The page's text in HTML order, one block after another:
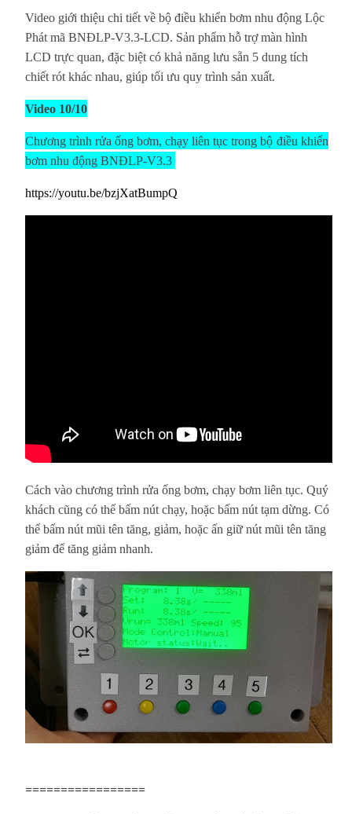
Video giới thiệu chi tiết về bộ điều khiển bơm nhu động Lộc
Phát mã BNĐLP-V3.3-LCD. Sản phẩm hỗ trợ màn hình
LCD trực quan, đặc biệt có khả năng lưu sẵn 5 dung tích
chiết rót khác nhau, giúp tối ưu quy trình sản xuất.
Video 10/10
Chương trình rửa ống bơm, chạy liên tục trong bộ điều khiển
bơm nhu động BNĐLP-V3.3
https://youtu.be/bzjXatBumpQ
Cách vào chương trình rửa ống bơm, chạy bơm liên tục. Quý
khách cũng có thể bấm nút chạy, hoặc bấm nút tạm dừng. Có
thể bấm nút mũi tên tăng, giảm, hoặc ấn giữ nút mũi tên tăng
giảm để tăng giảm nhanh.
=================